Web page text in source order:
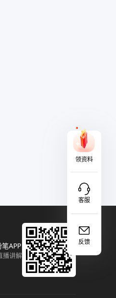
领资料
客服
反馈
APP
播讲解